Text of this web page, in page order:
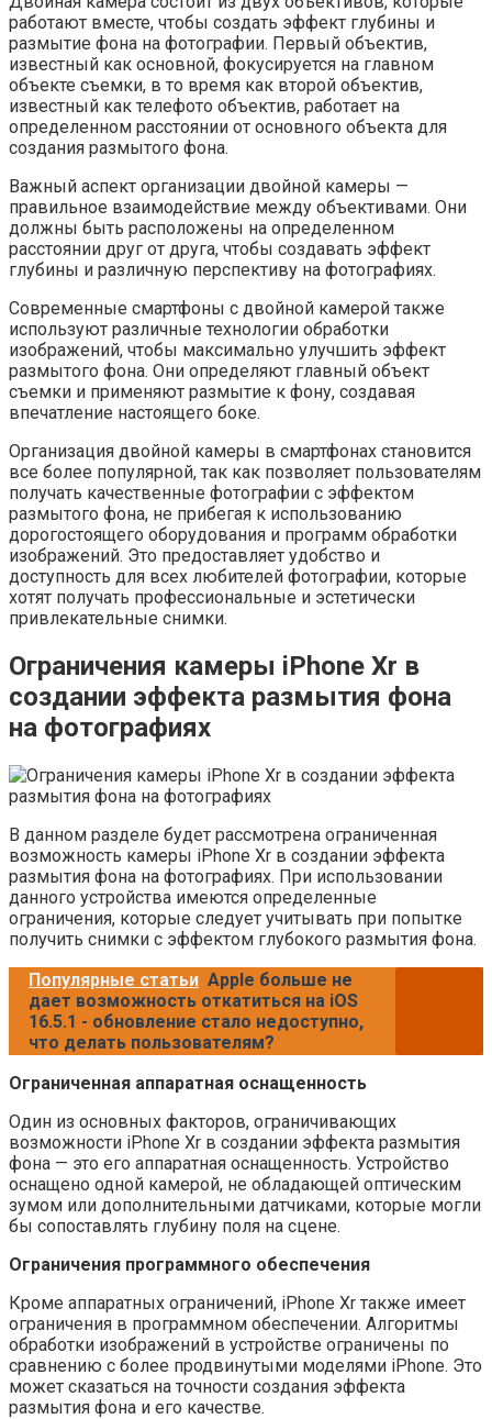
работают вместе, чтобы создать эффект глубины и
размытие фона на фотографии. Первый объектив,
известный как основной, фокусируется на главном
объекте съемки, в то время как второй объектив,
известный как телефото объектив, работает на
определенном расстоянии от основного объекта для
создания размытого фона.
Важный аспект организации двойной камеры —
правильное взаимодействие между объективами. Они
должны быть расположены на определенном
расстоянии друг от друга, чтобы создавать эффект
глубины и различную перспективу на фотографиях.
Современные смартфоны с двойной камерой также
используют различные технологии обработки
изображений, чтобы максимально улучшить эффект
размытого фона. Они определяют главный объект
съемки и применяют размытие к фону, создавая
впечатление настоящего боке.
Организация двойной камеры в смартфонах становится
все более популярной, так как позволяет пользователям
получать качественные фотографии с эффектом
размытого фона, не прибегая к использованию
дорогостоящего оборудования и программ обработки
изображений. Это предоставляет удобство и
доступность для всех любителей фотографии, которые
хотят получать профессиональные и эстетически
привлекательные снимки.
Ограничения камеры iPhone Xr в
создании эффекта размытия фона
на фотографиях
В данном разделе будет рассмотрена ограниченная
возможность камеры iPhone Xr в создании эффекта
размытия фона на фотографиях. При использовании
данного устройства имеются определенные
ограничения, которые следует учитывать при попытке
получить снимки с эффектом глубокого размытия фона.
Популярные статьи Apple больше не
дает возможность откатиться на iOS
16.5.1 - обновление стало недоступно,
что делать пользователям?
Ограниченная аппаратная оснащенность
Один из основных факторов, ограничивающих
возможности iPhone Xr в создании эффекта размытия
фона — это его аппаратная оснащенность. Устройство
оснащено одной камерой, не обладающей оптическим
зумом или дополнительными датчиками, которые могли
бы сопоставлять глубину поля на сцене.
Ограничения программного обеспечения
Кроме аппаратных ограничений, iPhone Xr также имеет
ограничения в программном обеспечении. Алгоритмы
обработки изображений в устройстве ограничены по
сравнению с более продвинутыми моделями iPhone. Это
может сказаться на точности создания эффекта
размытия фона и его качестве.